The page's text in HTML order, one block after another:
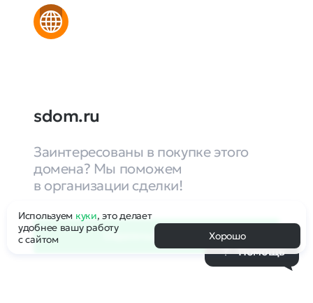
sdom.ru
Заинтересованы в покупке этого
домена? Мы поможем
в организации сделки!
Обратиться к брокеру
Используем куки, это делает
удобнее вашу работу
с сайтом
Хорошо
Помощь